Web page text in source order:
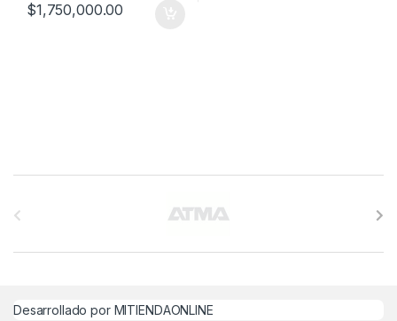
$1,750,000.00
Desarrollado por MITIENDAONLINE